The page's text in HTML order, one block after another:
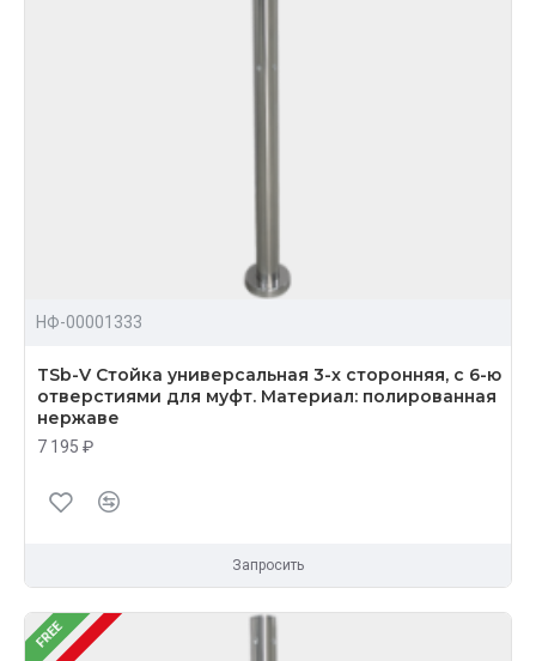
НФ-00001333
TSb-V Стойка универсальная 3-х сторонняя, с 6-ю
отверстиями для муфт. Материал: полированная
нержаве
7 195 ₽
Запросить
FREE